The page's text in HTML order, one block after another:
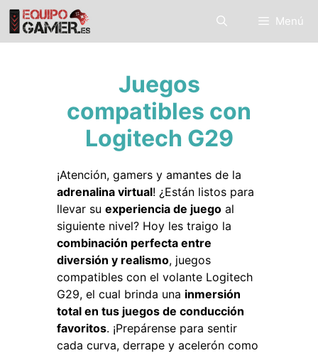
Saltar
contenido
Menú
Juegos
compatibles con
Logitech G29
¡Atención, gamers y amantes de la
adrenalina virtual! ¿Están listos para
llevar su experiencia de juego al
siguiente nivel? Hoy les traigo la
combinación perfecta entre
diversión y realismo, juegos
compatibles con el volante Logitech
G29, el cual brinda una inmersión
total en tus juegos de conducción
favoritos. ¡Prepárense para sentir
cada curva, derrape y acelerón como